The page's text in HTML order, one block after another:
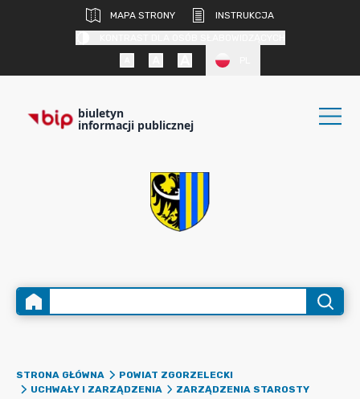
MAPA STRONY
INSTRUKCJA
biuletyn
informacji publicznej
STRONA GŁÓWNA
POWIAT ZGORZELECKI
UCHWAŁY I ZARZĄDZENIA
ZARZĄDZENIA STAROSTY